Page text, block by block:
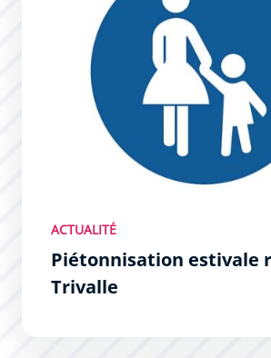
ACTUALITÉ
Piétonnisation estivale
Trivalle